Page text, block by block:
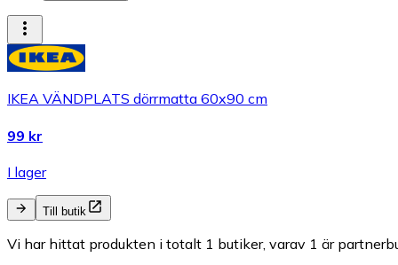
IKEA VÄNDPLATS dörrmatta 60x90 cm
99 kr
I lager
Till butik
Vi har hittat produkten i totalt 1 butiker, varav 1 är